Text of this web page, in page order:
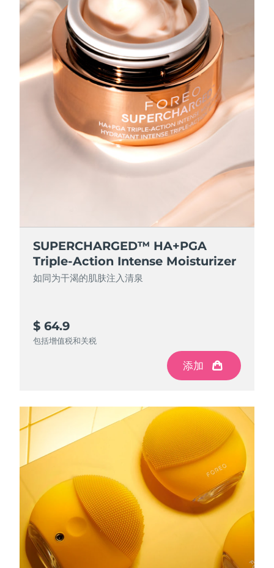
SUPERCHARGED™ HA+PGA
Triple-Action Intense Moisturizer
如同为干渴的肌肤注入清泉
$ 64.9
包括增值税和关税
添加